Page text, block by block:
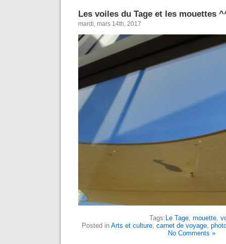
Les voiles du Tage et les mouettes
mardi, mars 14th, 2017
Tags:Le Tage mouette
Posted in Arts et culture, carnet de voyage,
No Comments »